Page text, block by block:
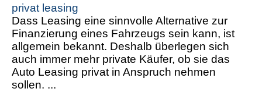
privat leasing
Dass Leasing eine sinnvolle Alternative zur
Finanzierung eines Fahrzeugs sein kann, ist
allgemein bekannt. Deshalb überlegen sich
auch immer mehr private Käufer, ob sie das
Auto Leasing privat in Anspruch nehmen
sollen. ...